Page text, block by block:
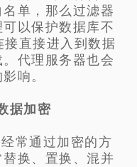
单，那么过滤器
以保护数据库不
直接进入到数据
代理服务器也会
响。
据加密
常通过加密的方
换、置换、混并